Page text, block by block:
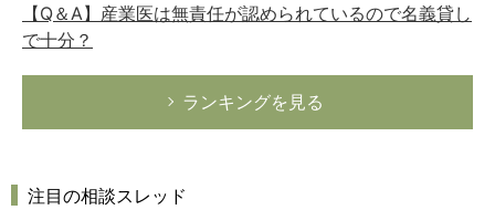
【Q＆A】産業医は無責任が認められているので名義貸し
で十分？
ランキングを見る
注目の相談スレッド